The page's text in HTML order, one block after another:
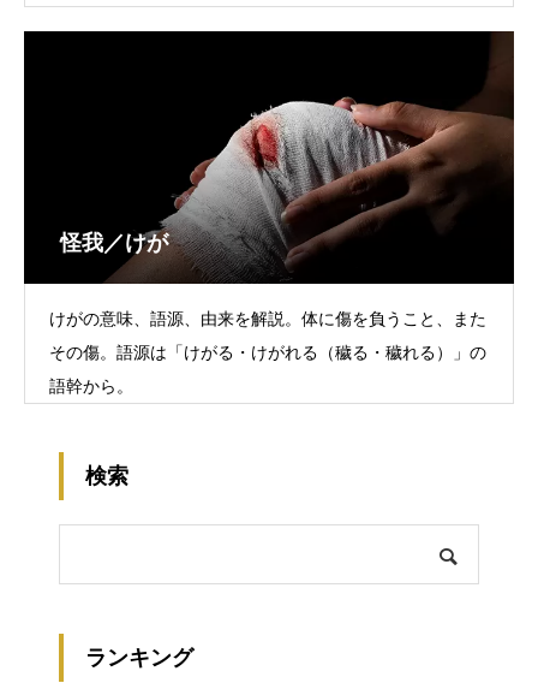
怪我／けが
けがの意味、語源、由来を解説。体に傷を負うこと、また
その傷。語源は「けがる・けがれる（穢る・穢れる）」の
語幹から。
検索
ランキング